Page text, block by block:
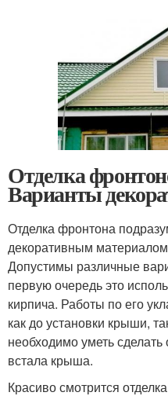
Отделка
Варианты
Отделка фронтона
декоративным
Допустимы различные
первую очередь это
кирпича. Работы по его
как до установки крыши,
необходимо уметь сделать
встала крыша.
Красиво смотрится